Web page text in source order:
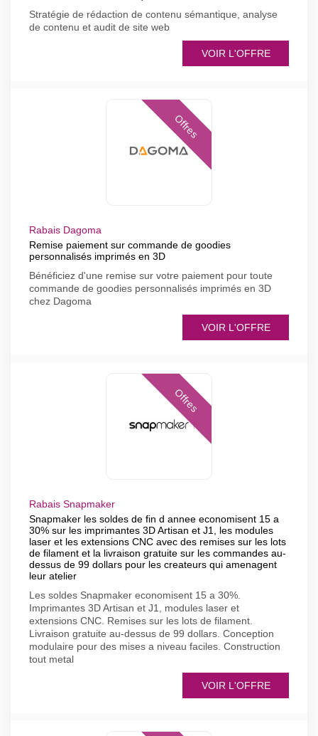
Stratégie de rédaction de contenu sémantique, analyse
de contenu et audit de site web
VOIR L'OFFRE
Offres
Rabais Dagoma
Remise paiement sur commande de goodies
personnalisés imprimés en 3D
Bénéficiez d'une remise sur votre paiement pour toute
commande de goodies personnalisés imprimés en 3D
chez Dagoma
VOIR L'OFFRE
Offres
Rabais Snapmaker
Snapmaker les soldes de fin d annee economisent 15 a
30% sur les imprimantes 3D Artisan et J1, les modules
laser et les extensions CNC avec des remises sur les lots
de filament et la livraison gratuite sur les commandes au-
dessus de 99 dollars pour les createurs qui amenagent
leur atelier
Les soldes Snapmaker economisent 15 a 30%.
Imprimantes 3D Artisan et J1, modules laser et
extensions CNC. Remises sur les lots de filament.
Livraison gratuite au-dessus de 99 dollars. Conception
modulaire pour des mises a niveau faciles. Construction
tout metal
VOIR L'OFFRE